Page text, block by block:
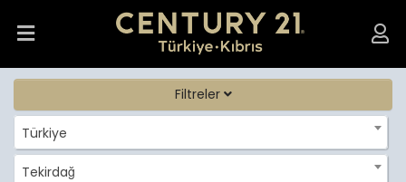
Filtreler
Türkiye
Tekirdağ